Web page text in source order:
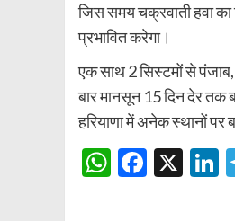
जिस समय चक्रवाती हवा का
प्रभावित करेगा।
एक साथ 2 सिस्टमों से पंजाब,
बार मानसून 15 दिन देर
हरियाणा में अनेक स्थानों पर
X